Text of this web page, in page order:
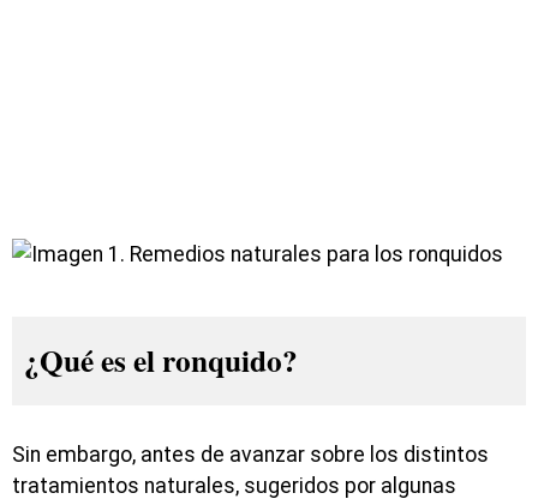
¿Qué es el ronquido?
Sin embargo, antes de avanzar sobre los distintos
tratamientos naturales, sugeridos por algunas